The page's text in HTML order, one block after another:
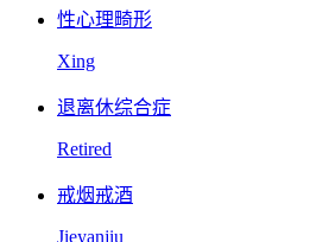
性心理畸形
Xing
退离休综合症
Retired
戒烟戒酒
Jieyanjiu